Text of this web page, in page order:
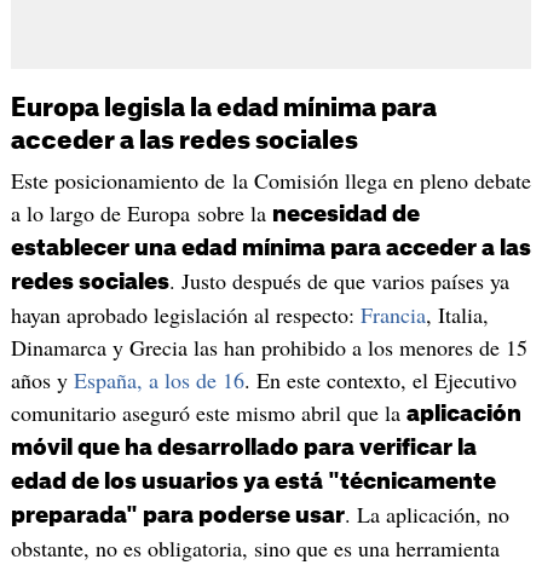
Europa legisla la edad mínima para
acceder a las redes sociales
Este posicionamiento de la Comisión llega en pleno debate
a lo largo de Europa sobre la necesidad de
establecer una edad mínima para acceder a las
redes sociales. Justo después de que varios países ya
hayan aprobado legislación al respecto: Francia, Italia,
Dinamarca y Grecia las han prohibido a los menores de 15
años y España, a los de 16. En este contexto, el Ejecutivo
comunitario aseguró este mismo abril que la aplicación
móvil que ha desarrollado para verificar la
edad de los usuarios ya está "técnicamente
preparada" para poderse usar. La aplicación, no
obstante, no es obligatoria, sino que es una herramienta